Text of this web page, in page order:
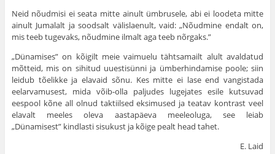
Neid nõudmisi ei seata mitte ainult ümbrusele, abi ei loodeta mitte
ainult Jumalalt ja soodsalt välislaenult, vaid: „Nõudmine endalt on,
mis teeb tugevaks, nõudmine ilmalt aga teeb nõrgaks.”
„Dünamises” on kõigilt meie vaimuelu tähtsamailt alult avaldatud
mõtteid, mis on sihitud uuestisünni ja ümberhindamise poole; siin
leidub tõelikke ja elavaid sõnu. Kes mitte ei lase end vangistada
eelarvamusest, mida võib-olla paljudes lugejates esile kutsuvad
eespool kõne all olnud taktiilsed eksimused ja teatav kontrast veel
elavalt meeles oleva aastapäeva meeleoluga, see leiab
„Dünamisest” kindlasti sisukust ja kõige pealt head tahet.
E. Laid